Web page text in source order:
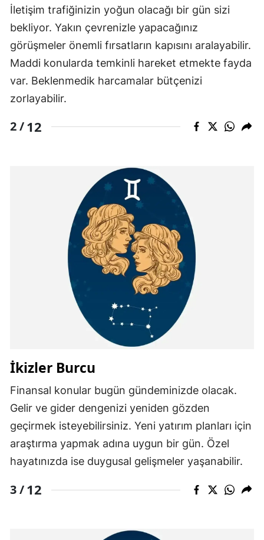
İletişim trafiğinizin yoğun olacağı bir gün sizi
bekliyor. Yakın çevrenizle yapacağınız
görüşmeler önemli fırsatların kapısını aralayabilir.
Maddi konularda temkinli hareket etmekte fayda
var. Beklenmedik harcamalar bütçenizi
zorlayabilir.
2 /12
İkizler Burcu
Finansal konular bugün gündeminizde olacak.
Gelir ve gider dengenizi yeniden gözden
geçirmek isteyebilirsiniz. Yeni yatırım planları için
araştırma yapmak adına uygun bir gün. Özel
hayatınızda ise duygusal gelişmeler yaşanabilir.
3 /12